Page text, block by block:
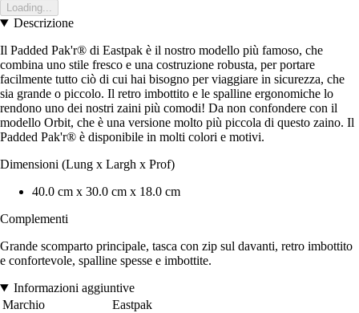
Loading...
Descrizione
Il Padded Pak'r® di Eastpak è il nostro modello più famoso, che
combina uno stile fresco e una costruzione robusta, per portare
facilmente tutto ciò di cui hai bisogno per viaggiare in sicurezza, che
sia grande o piccolo. Il retro imbottito e le spalline ergonomiche lo
rendono uno dei nostri zaini più comodi! Da non confondere con il
modello Orbit, che è una versione molto più piccola di questo zaino. Il
Padded Pak'r® è disponibile in molti colori e motivi.
Dimensioni (Lung x Largh x Prof)
40.0 cm x 30.0 cm x 18.0 cm
Complementi
Grande scomparto principale, tasca con zip sul davanti, retro imbottito
e confortevole, spalline spesse e imbottite.
Informazioni aggiuntive
Marchio
Eastpak